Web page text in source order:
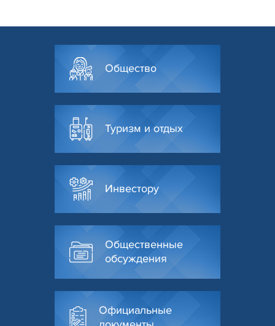
Общество
Туризм и отдых
Инвестору
Общественные
обсуждения
Официальные